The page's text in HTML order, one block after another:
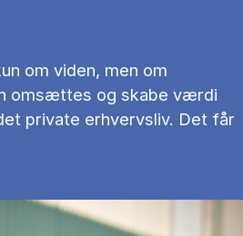
om viden, men om
omsættes og skabe værdi
private erhvervsliv. Det får